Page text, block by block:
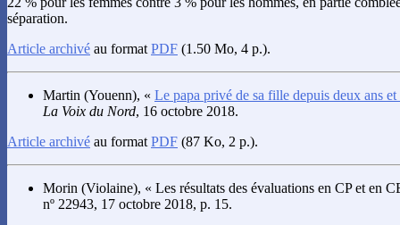
séparation.
Article archivé au format PDF (1.50 Mo, 4 p.).
Martin (Youenn), « Le papa privé de sa fille depuis deux ans
La Voix du Nord, 16 octobre 2018.
Article archivé au format PDF (87 Ko, 2 p.).
Morin (Violaine), « Les résultats des évaluations en CP et en
nº 22943, 17 octobre 2018, p. 15.